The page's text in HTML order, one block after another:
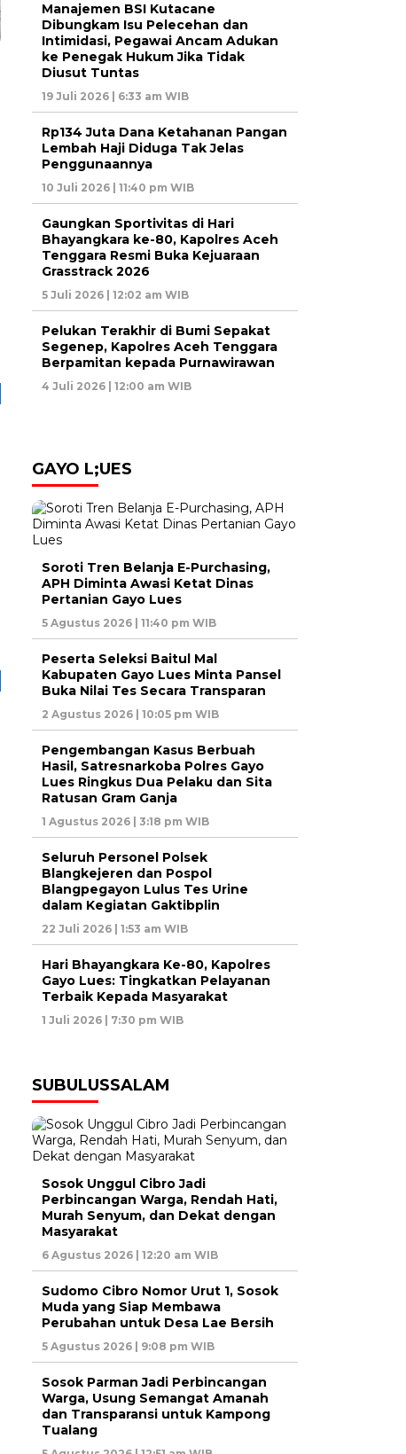
Manajemen BSI Kutacane
Dibungkam Isu Pelecehan dan
Intimidasi, Pegawai Ancam Adukan
ke Penegak Hukum Jika Tidak
Diusut Tuntas
19 Juli 2026 | 6:33 am WIB
Rp134 Juta Dana Ketahanan Pangan
Lembah Haji Diduga Tak Jelas
Penggunaannya
10 Juli 2026 | 11:40 pm WIB
Gaungkan Sportivitas di Hari
Bhayangkara ke-80, Kapolres Aceh
Tenggara Resmi Buka Kejuaraan
Grasstrack 2026
5 Juli 2026 | 12:02 am WIB
Pelukan Terakhir di Bumi Sepakat
Segenep, Kapolres Aceh Tenggara
Berpamitan kepada Purnawirawan
4 Juli 2026 | 12:00 am WIB
GAYO L;UES
Soroti Tren Belanja E-Purchasing,
APH Diminta Awasi Ketat Dinas
Pertanian Gayo Lues
5 Agustus 2026 | 11:40 pm WIB
Peserta Seleksi Baitul Mal
Kabupaten Gayo Lues Minta Pansel
Buka Nilai Tes Secara Transparan
2 Agustus 2026 | 10:05 pm WIB
Pengembangan Kasus Berbuah
Hasil, Satresnarkoba Polres Gayo
Lues Ringkus Dua Pelaku dan Sita
Ratusan Gram Ganja
1 Agustus 2026 | 3:18 pm WIB
Seluruh Personel Polsek
Blangkejeren dan Pospol
Blangpegayon Lulus Tes Urine
dalam Kegiatan Gaktibplin
22 Juli 2026 | 1:53 am WIB
Hari Bhayangkara Ke-80, Kapolres
Gayo Lues: Tingkatkan Pelayanan
Terbaik Kepada Masyarakat
1 Juli 2026 | 7:30 pm WIB
SUBULUSSALAM
Sosok Unggul Cibro Jadi
Perbincangan Warga, Rendah Hati,
Murah Senyum, dan Dekat dengan
Masyarakat
6 Agustus 2026 | 12:20 am WIB
Sudomo Cibro Nomor Urut 1, Sosok
Muda yang Siap Membawa
Perubahan untuk Desa Lae Bersih
5 Agustus 2026 | 9:08 pm WIB
Sosok Parman Jadi Perbincangan
Warga, Usung Semangat Amanah
dan Transparansi untuk Kampong
Tualang